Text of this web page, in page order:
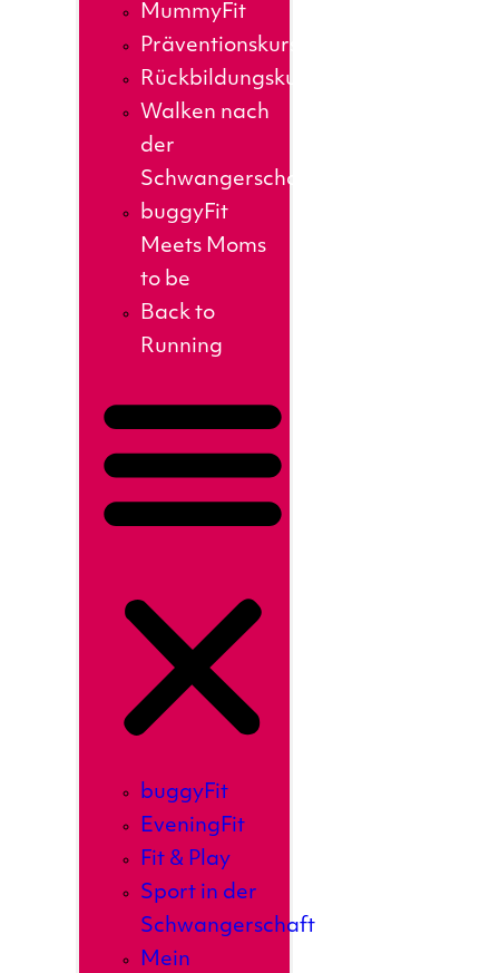
MummyFit
Präventionskurse
Rückbildungskurs
Walken nach
der
Schwangerschaft
buggyFit
Meets Moms
to be
Back to
Running
buggyFit
EveningFit
Fit & Play
Sport in der
Schwangerschaft
Mein